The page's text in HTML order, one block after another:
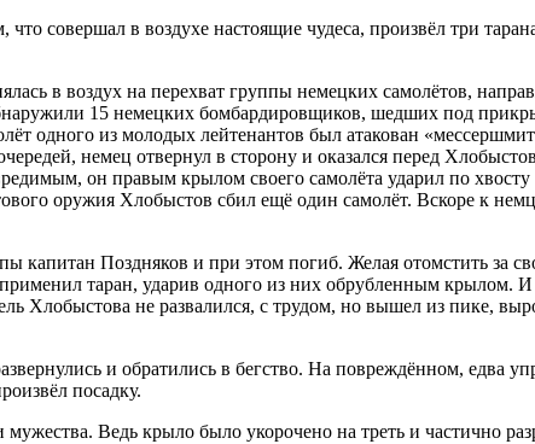
совершал в воздухе настоящие чудеса, произвёл три
в воздух на перехват группы немецких самолётов,
15 немецких бомбардировщиков, шедших под
одного из молодых лейтенантов был атакован
немец отвернул в сторону и оказался перед
он правым крылом своего самолёта ударил по
оружия Хлобыстов сбил ещё один самолёт. Вскоре к
капитан Поздняков и при этом погиб. Желая отомстить за
таран, ударив одного из них обрубленным крылом. И
Хлобыстова не развалился, с трудом, но вышел из пике,
и обратились в бегство. На повреждённом, едва
посадку.
Ведь крыло было укорочено на треть и частично